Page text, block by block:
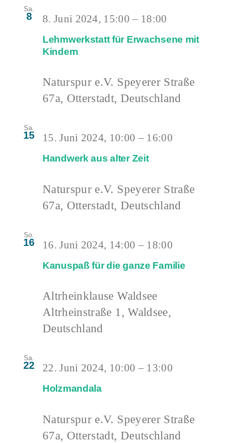
Sa.
8
Lehmwerkstatt für Erwachsene mit
Kindern
8. Juni 2024, 15:00 – 18:00
Naturspur e.V. Speyerer Straße
67a, Otterstadt, Deutschland
Sa.
15
Handwerk aus alter Zeit
15. Juni 2024, 10:00 – 16:00
Naturspur e.V. Speyerer Straße
67a, Otterstadt, Deutschland
So.
16
Kanuspaß für die ganze Familie
16. Juni 2024, 14:00 – 18:00
Altrheinklause Waldsee
Altrheinstraße 1, Waldsee,
Deutschland
Sa.
22
Holzmandala
22. Juni 2024, 10:00 – 13:00
Naturspur e.V. Speyerer Straße
67a, Otterstadt, Deutschland